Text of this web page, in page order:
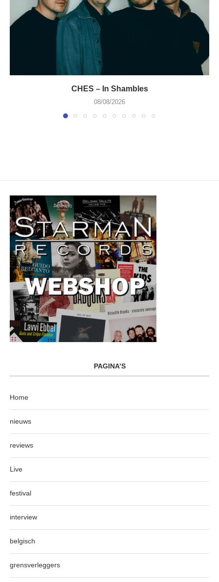
CHES – In Shambles
08/08/2026
PAGINA’S
Home
nieuws
reviews
Live
festival
interview
belgisch
grensverleggers